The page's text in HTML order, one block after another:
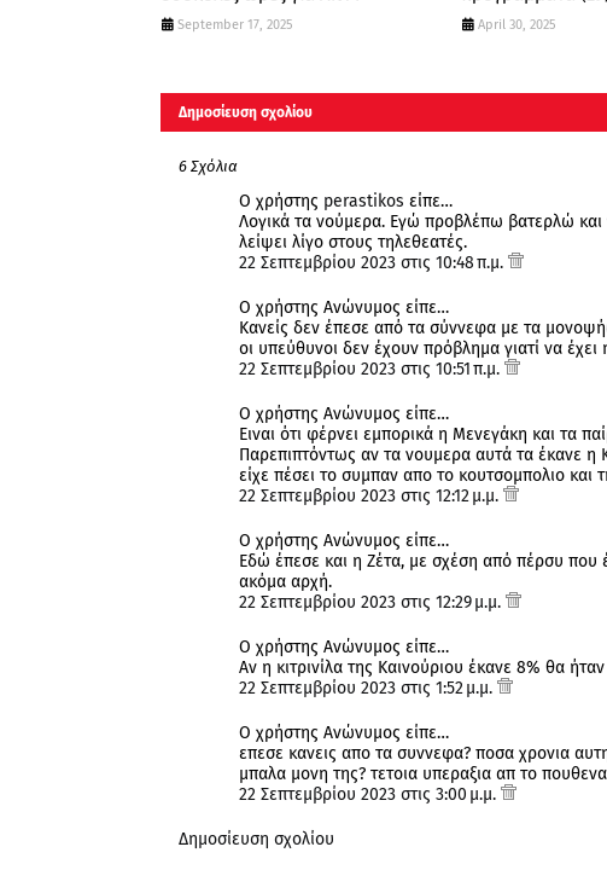
September 17, 2025 April 30, 2025
Δημοσίευση σχολίου
6 Σχόλια
Ο χρήστης perastikos είπε…
Λογικά τα νούμερα. Εγώ προβλέπω βατερλώ
λείψει λίγο στους τηλεθεατές.
22 Σεπτεμβρίου 2023 στις 10:48 π.μ.
Ο χρήστης Ανώνυμος είπε…
Κανείς δεν έπεσε από τα σύννεφα με τα
οι υπεύθυνοι δεν έχουν πρόβλημα γιατί να έχει
22 Σεπτεμβρίου 2023 στις 10:51 π.μ.
Ο χρήστης Ανώνυμος είπε…
Ειναι ότι φέρνει εμπορικά η Μενεγάκη και τα
Παρεπιπτόντως αν τα νουμερα αυτά τα έκανε
είχε πέσει το συμπαν απο το κουτσομπολιο και
22 Σεπτεμβρίου 2023 στις 12:12 μ.μ.
Ο χρήστης Ανώνυμος είπε…
Εδώ έπεσε και η Ζέτα, με σχέση από πέρσυ που
ακόμα αρχή.
22 Σεπτεμβρίου 2023 στις 12:29 μ.μ.
Ο χρήστης Ανώνυμος είπε…
Αν η κιτρινίλα της Καινούριου έκανε 8% θα
22 Σεπτεμβρίου 2023 στις 1:52 μ.μ.
Ο χρήστης Ανώνυμος είπε…
επεσε κανεις απο τα συννεφα? ποσα χρονια
μπαλα μονη της? τετοια υπεραξια απ το
22 Σεπτεμβρίου 2023 στις 3:00 μ.μ.
Δημοσίευση σχολίου